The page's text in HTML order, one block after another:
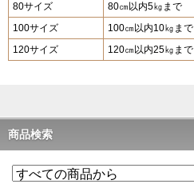
80サイズ
80㎝以内5㎏まで
100サイズ
100㎝以内10㎏まで
120サイズ
120㎝以内25㎏まで
商品検索